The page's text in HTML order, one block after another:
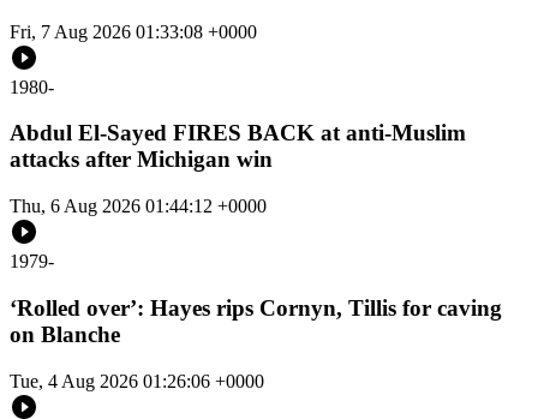
Fri, 7 Aug 2026 01:33:08 +0000
1980-
Abdul El-Sayed FIRES BACK at anti-Muslim
attacks after Michigan win
Thu, 6 Aug 2026 01:44:12 +0000
1979-
‘Rolled over’: Hayes rips Cornyn, Tillis for caving
on Blanche
Tue, 4 Aug 2026 01:26:06 +0000